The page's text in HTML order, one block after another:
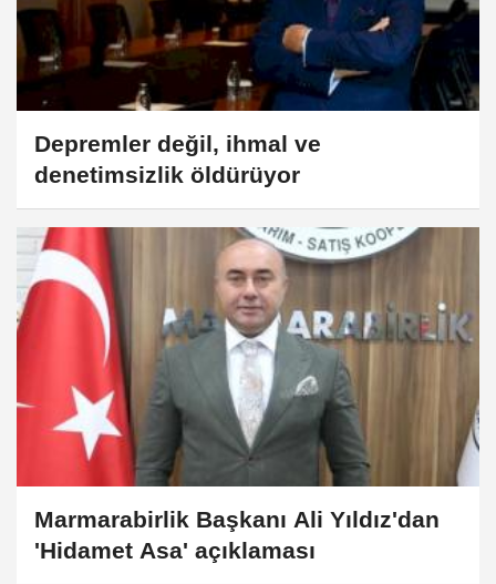
Depremler değil, ihmal ve
denetimsizlik öldürüyor
Marmarabirlik Başkanı Ali Yıldız'dan
'Hidamet Asa' açıklaması